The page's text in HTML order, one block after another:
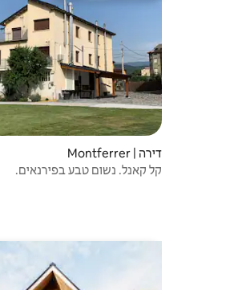
דירה | Montferrer
קל קאנל. נשום טבע בפירנאים.